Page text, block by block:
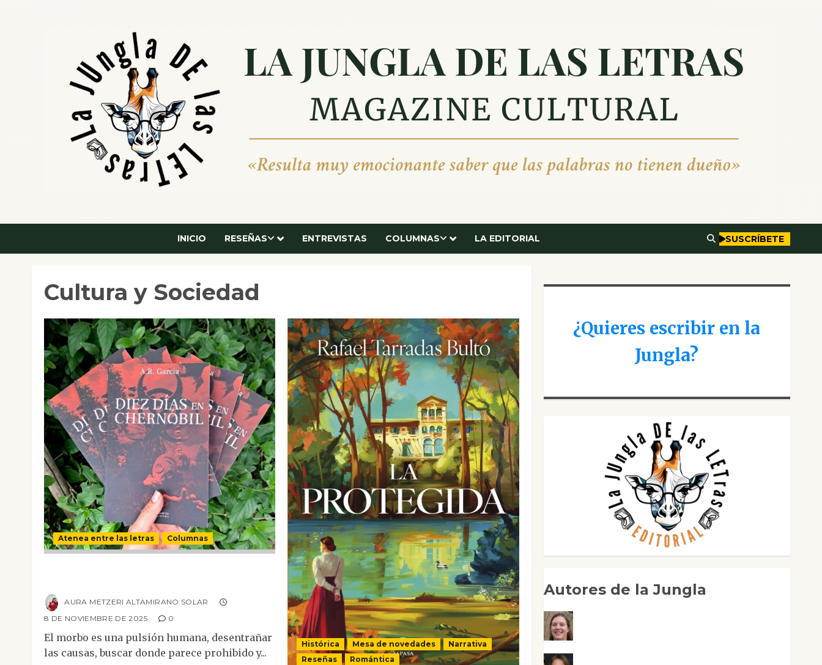
INICIO RESEÑAS ENTREVISTAS COLUMNAS LA EDITORIAL SUSCRÍBETE
Cultura y Sociedad
Atenea entre las letras Columnas
AURA METZERI ALTAMIRANO SOLAR
8 DE NOVIEMBRE DE 2025
0
El morbo es una pulsión humana, desentrañar
las causas, buscar donde parece prohibido y...
Histórica Mesa de novedades
Narrativa
Reseñas
Romántica
¿Quieres escribir en la
Jungla?
Autores de la Jungla